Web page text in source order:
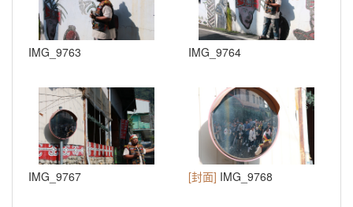
IMG_9763 IMG_9764
IMG_9767 [封面] IMG_9768